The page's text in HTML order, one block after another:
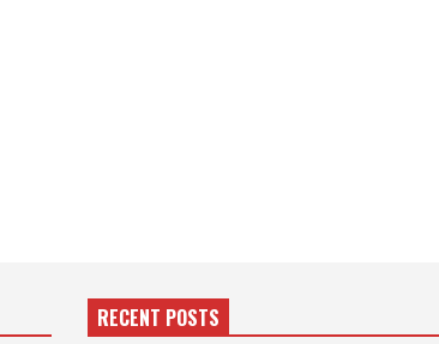
RECENT POSTS